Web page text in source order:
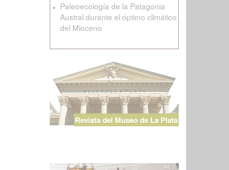
Paleoecología de la Patagonia
Austral durante el óptimo climático
del Mioceno
Revista del Museo de La Plata